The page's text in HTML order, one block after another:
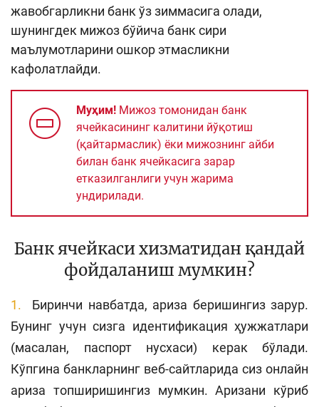
жавобгарликни банк ўз зиммасига олади,
шунингдек мижоз бўйича банк сири
маълумотларини ошкор этмасликни
кафолатлайди.
Муҳим! Мижоз томонидан банк
ячейкасининг калитини йўқотиш
(қайтармаслик) ёки мижознинг айби
билан банк ячейкасига зарар
етказилганлиги учун жарима
ундирилади.
Банк ячейкаси хизматидан қандай
фойдаланиш мумкин?
Биринчи навбатда, ариза беришингиз зарур.
Бунинг учун сизга идентификация ҳужжатлари
(масалан, паспорт нусхаси) керак бўлади.
Кўпгина банкларнинг веб-сайтларида сиз онлайн
ариза топширишингиз мумкин. Аризани кўриб